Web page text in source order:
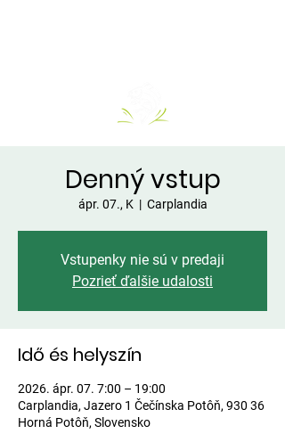
Denný vstup
ápr. 07., K
  |
Carplandia
Vstupenky nie sú v predaji
Pozrieť ďalšie udalosti
Idő és helyszín
2026. ápr. 07. 7:00 – 19:00
Carplandia, Jazero 1 Čečínska Potôň, 930 36
Horná Potôň, Slovensko